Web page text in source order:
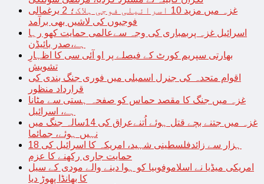
غزہ میں مزید 10 اسرائیلی فوجی ہلاک؛ 2 یرغمالی
فوجیوں کی لاشیں بھی برآمد
اسرائیل غزہ پربمباری کی وجہ سےعالمی حمایت کھو رہا
ہے،صدر بائیڈن
بھارتی سپریم کورٹ کے فیصلے پر او آئی سی کا اظہارِ
تشویش
اقوام متحدہ کی جنرل اسمبلی میں فوری جنگ بندی کی
قرارداد منظور
غزہ میں جنگ کا مقصد حماس کو صفحہ ہستی سے مٹانا
ہے، اسرائیل
غزہ میں جتنے بچے قتل ہوئے اُتنےعراق کی 14سالہ جنگ میں
نہیں ہوئے، جمائما
18 ہزار سے زائدفلسطینی شہید، امریکہ کا اسرائیل کی
حمایت جاری رکھنے کا عزم
امریکی میڈیا نے اسلاموفوبیا کو ہوا دینے والے مودی کے سیل
کا بھانڈا پھوڑ دیا